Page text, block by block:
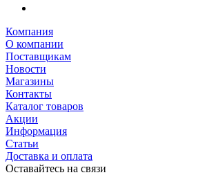
Компания
О компании
Поставщикам
Новости
Магазины
Контакты
Каталог товаров
Акции
Информация
Статьи
Доставка и оплата
Оставайтесь на связи